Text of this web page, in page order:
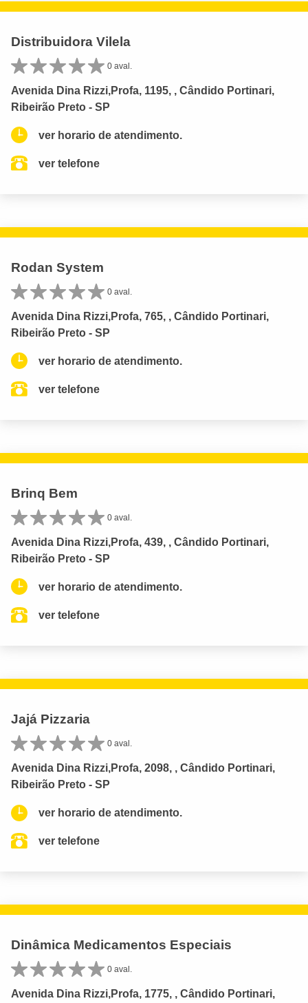
Distribuidora Vilela
0 aval.
Avenida Dina Rizzi,Profa, 1195, , Cândido Portinari,
Ribeirão Preto - SP
ver horario de atendimento.
ver telefone
Rodan System
0 aval.
Avenida Dina Rizzi,Profa, 765, , Cândido Portinari,
Ribeirão Preto - SP
ver horario de atendimento.
ver telefone
Brinq Bem
0 aval.
Avenida Dina Rizzi,Profa, 439, , Cândido Portinari,
Ribeirão Preto - SP
ver horario de atendimento.
ver telefone
Jajá Pizzaria
0 aval.
Avenida Dina Rizzi,Profa, 2098, , Cândido Portinari,
Ribeirão Preto - SP
ver horario de atendimento.
ver telefone
Dinâmica Medicamentos Especiais
0 aval.
Avenida Dina Rizzi,Profa, 1775, , Cândido Portinari,